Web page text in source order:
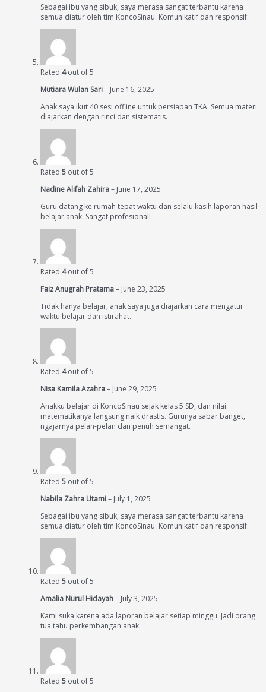
Sebagai ibu yang sibuk, saya merasa sangat terbantu karena
semua diatur oleh tim KoncoSinau. Komunikatif dan responsif.
Rated 4out of 5
Mutiara Wulan Sari– June 16, 2025
Anak saya ikut 40 sesi offline untuk persiapan TKA. Semua materi
diajarkan dengan rinci dan sistematis.
Rated 5 out of 5
Nadine Alifah Zahira– June 17, 2025
Guru datang ke rumah tepat waktu dan selalu kasih laporan hasil
belajar anak. Sangat profesional!
Rated 4out of 5
Faiz Anugrah Pratama– June 23, 2025
Tidak hanya belajar, anak saya juga diajarkan cara mengatur
waktu belajar dan istirahat.
Rated 4out of 5
Nisa Kamila Azahra– June 29, 2025
Anakku belajar di KoncoSinau sejak kelas 5 SD, dan nilai
matematikanya langsung naik drastis. Gurunya sabar banget,
ngajarnya pelan-pelan dan penuh semangat.
Rated 5 out of 5
Nabila Zahra Utami– July 1, 2025
Sebagai ibu yang sibuk, saya merasa sangat terbantu karena
semua diatur oleh tim KoncoSinau. Komunikatif dan responsif.
Rated 5 out of 5
Amalia Nurul Hidayah– July 3, 2025
Kami suka karena ada laporan belajar setiap minggu. Jadi orang
tua tahu perkembangan anak.
Rated 5 out of 5